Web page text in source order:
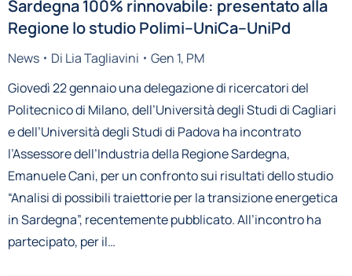
Sardegna 100% rinnovabile: presentato alla
Regione lo studio Polimi–UniCa–UniPd
News Di Lia Tagliavini
Gen 1, PM
Giovedì 22 gennaio una delegazione di ricercatori del
Politecnico di Milano, dell’Università degli Studi di Cagliari
e dell’Università degli Studi di Padova ha incontrato
l’Assessore dell’Industria della Regione Sardegna,
Emanuele Cani, per un confronto sui risultati dello studio
“Analisi di possibili traiettorie per la transizione energetica
in Sardegna”, recentemente pubblicato. All’incontro ha
partecipato, per il…